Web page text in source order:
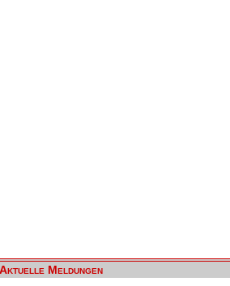
Aktuelle Meldungen